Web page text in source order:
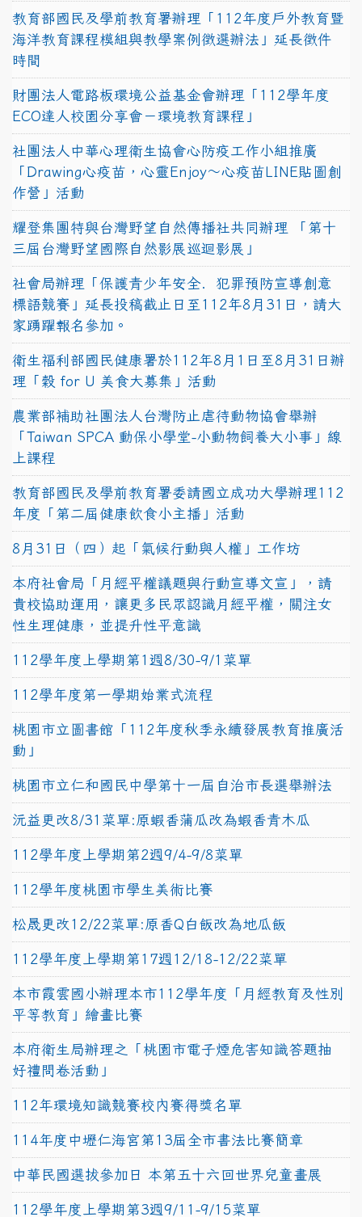
教育部國民及學前教育署辦理「112年度戶外教育暨
海洋教育課程模組與教學案例徵選辦法」延長徵件
時間
財團法人電路板環境公益基金會辦理「112學年度
ECO達人校園分享會－環境教育課程」
社團法人中華心理衛生協會心防疫工作小組推廣
「Drawing心疫苗，心靈Enjoy〜心疫苗LINE貼圖創
作營」活動
耀登集團特與台灣野望自然傳播社共同辦理 「第十
三屆台灣野望國際自然影展巡迴影展」
社會局辦理「保護青少年安全．犯罪預防宣導創意
標語競賽」延長投稿截止日至112年8月31日，請大
家踴躍報名參加。
衛生福利部國民健康署於112年8月1日至8月31日辦
理「穀 for U 美食大募集」活動
農業部補助社團法人台灣防止虐待動物協會舉辦
「Taiwan SPCA 動保小學堂-小動物飼養大小事」線
上課程
教育部國民及學前教育署委請國立成功大學辦理112
年度「第二屆健康飲食小主播」活動
8月31日（四）起「氣候行動與人權」工作坊
本府社會局「月經平權議題與行動宣導文宣」，請
貴校協助運用，讓更多民眾認識月經平權，關注女
性生理健康，並提升性平意識
112學年度上學期第1週8/30-9/1菜單
112學年度第一學期始業式流程
桃園市立圖書館「112年度秋季永續發展教育推廣活
動」
桃園市立仁和國民中學第十一屆自治市長選舉辦法
沅益更改8/31菜單:原蝦香蒲瓜改為蝦香青木瓜
112學年度上學期第2週9/4-9/8菜單
112學年度桃園市學生美術比賽
松晟更改12/22菜單:原香Q白飯改為地瓜飯
112學年度上學期第17週12/18-12/22菜單
本市霞雲國小辦理本市112學年度「月經教育及性別
平等教育」繪畫比賽
本府衛生局辦理之「桃園市電子煙危害知識答題抽
好禮問卷活動」
112年環境知識競賽校內賽得獎名單
114年度中壢仁海宮第13屆全市書法比賽簡章
中華民國選拔參加日 本第五十六回世界兒童畫展
112學年度上學期第3週9/11-9/15菜單